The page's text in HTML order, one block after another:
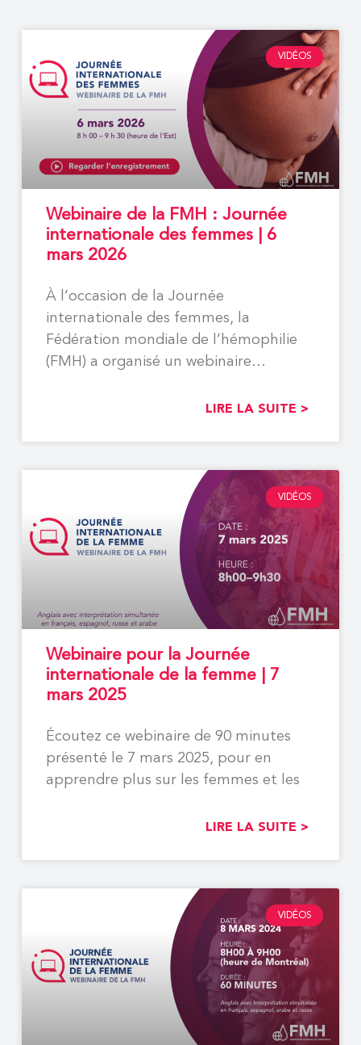
VIDÉOS
Webinaire de la FMH : Journée
internationale des femmes | 6
mars 2026
À l’occasion de la Journée
internationale des femmes, la
Fédération mondiale de l’hémophilie
(FMH) a organisé un webinaire
LIRE LA SUITE >
VIDÉOS
Webinaire pour la Journée
internationale de la femme | 7
mars 2025
Écoutez ce webinaire de 90 minutes
présenté le 7 mars 2025, pour en
apprendre plus sur les femmes et les
LIRE LA SUITE >
VIDÉOS